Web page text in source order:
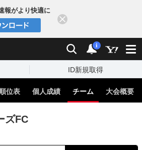
報がより快適に
検索 通知
i
ID新規取得
順位表 個人成績 チーム 大会概要
ズFC